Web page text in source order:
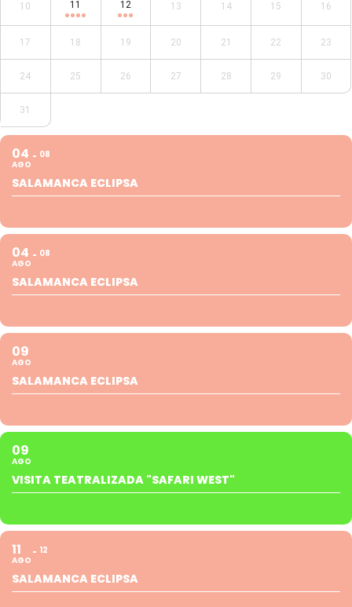
10 11 12 13 14 15 16
17 18 19 20 21 22 23
24 25 26 27 28 29 30
31
04
AGO
08
SALAMANCA ECLIPSA
04
AGO
08
SALAMANCA ECLIPSA
09
AGO
SALAMANCA ECLIPSA
09
AGO
VISITA TEATRALIZADA "SAFARI WEST"
11
AGO
12
SALAMANCA ECLIPSA